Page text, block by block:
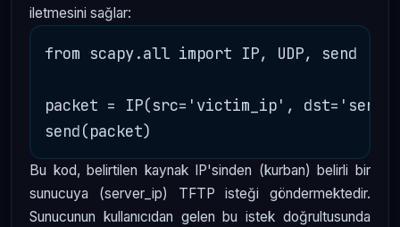
iletmesini sağlar:
from scapy.all import IP, UDP, send
packet = IP(src='victim_ip',
Bu kod, belirtilen kaynak IP'sinden (kurban) belirli bir
sunucuya (server_ip) TFTP isteği göndermektedir.
Sunucunun kullanıcıdan gelen bu istek doğrultusunda